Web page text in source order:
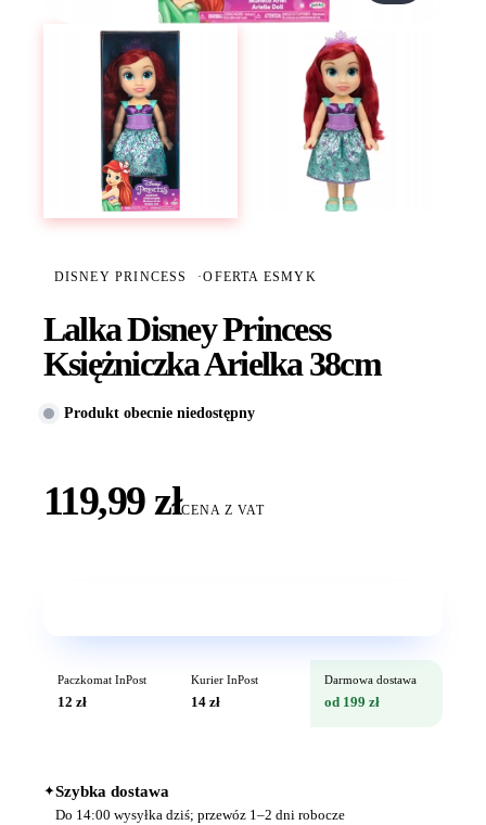
DISNEY PRINCESS ·OFERTA ESMYK
Lalka Disney Princess
Księżniczka Arielka 38cm
Produkt obecnie niedostępny
119,99 złCENA Z VAT
Paczkomat InPost
12 zł
Kurier InPost
14 zł
Darmowa dostawa
od 199 zł
✦Szybka dostawa
Do 14:00 wysyłka dziś; przewóz 1–2 dni robocze